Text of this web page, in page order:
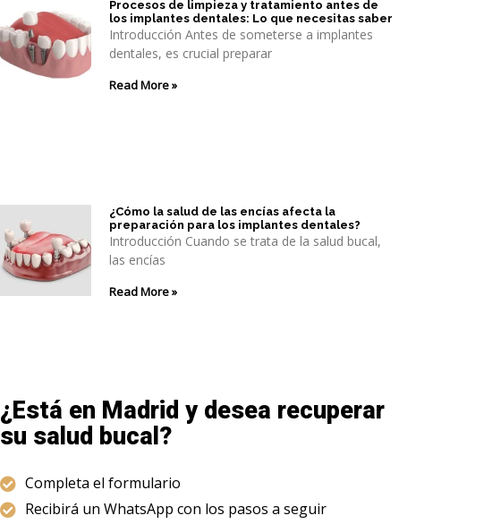
Procesos de limpieza y tratamiento antes de
los implantes dentales: Lo que necesitas saber
Introducción Antes de someterse a implantes
dentales, es crucial preparar
Read More »
¿Cómo la salud de las encías afecta la
preparación para los implantes dentales?
Introducción Cuando se trata de la salud bucal,
las encías
Read More »
¿Está en Madrid y desea recuperar
su salud bucal?
Completa el formulario
Recibirá un WhatsApp con los pasos a seguir